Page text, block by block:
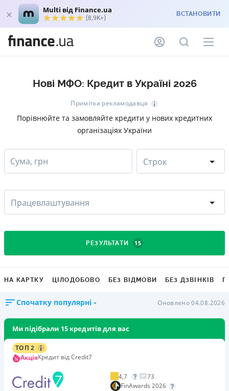
Multi від Finance.ua
(8,9K+) ВСТАНОВИТИ
Нові МФО: Кредит в Україні 2026
Примітка рекламодавця
Порівнюйте та замовляйте кредити у нових кредитних
організаціях України
Сума, грн Строк
Працевлаштування
РЕЗУЛЬТАТИ 15
НА КАРТКУ ЦІЛОДОБОВО БЕЗ ВІДМОВИ БЕЗ ДЗВІНКІВ
Спочатку популярні Оновлено 04.08.2026
Ми підібрали 15 кредитів для вас
ТОП 2
АкціяКредит від Credit7
4,7
73
FinAwards 2026